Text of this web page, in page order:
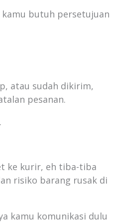
butuh persetujuan
atau sudah dikirim,
pesanan.
ke kurir, eh tiba-tiba
risiko barang rusak di
kamu komunikasi dulu